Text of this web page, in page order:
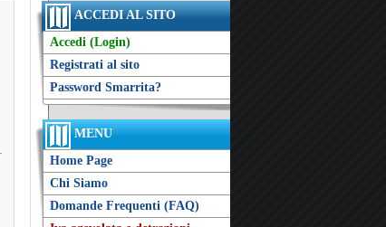
ACCEDI AL SITO
Accedi (Login)
Registrati al sito
Password Smarrita?
MENU
Home Page
Chi Siamo
Domande Frequenti (FAQ)